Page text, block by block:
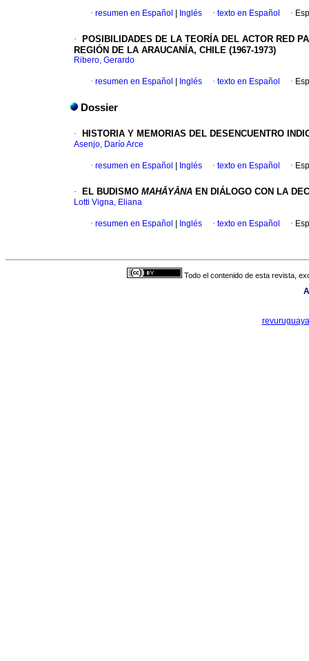
· resumen en Español Inglés · texto en Español ·
·
POSIBILIDADES DE LA TEORÍA DEL ACTOR RED
REGIÓN DE LA ARAUCANÍA, CHILE (1967-1973)
Ribero, Gerardo
· resumen en Español Inglés · texto en Español ·
Dossier
· HISTORIA Y MEMORIAS DEL DESENCUENTRO
Asenjo, Darío Arce
· resumen en Español Inglés · texto en Español ·
· EL BUDISMO MAHĀYĀNA EN DIÁLOGO CON LA
Lotti Vigna, Eliana
· resumen en Español Inglés · texto en Español ·
Todo el contenido de esta revista,